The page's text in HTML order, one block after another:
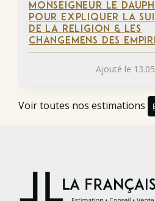
MONSEIGNEUR LE
POUR EXPLIQUER LA
DE LA RELIGION & LES
CHANGEMENS DES
Ajouté le
Voir toutes nos estimations